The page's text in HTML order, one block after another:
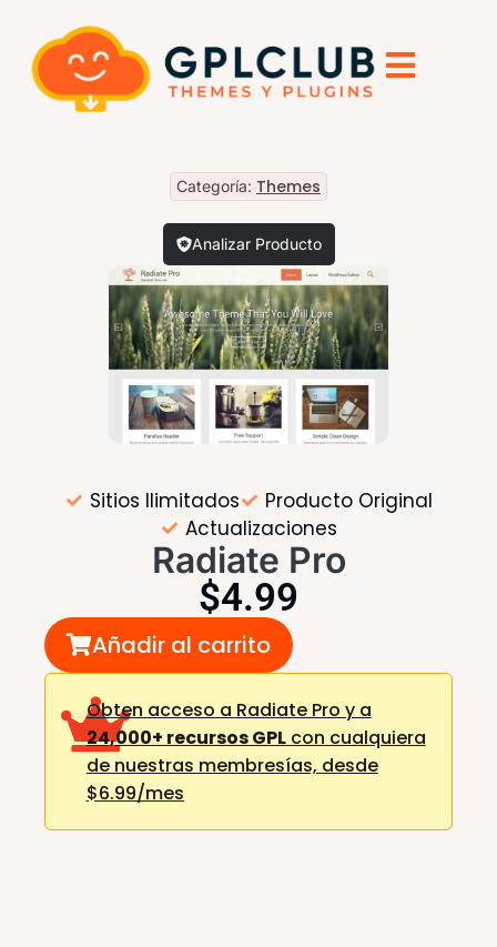
Categoría: Themes
Analizar Producto
Sitios Ilimitados
Producto Original
Actualizaciones
Radiate Pro
$4.99
Añadir al carrito
Obten acceso a Radiate Pro y a
24,000+ recursos GPLcon cualquiera
de nuestras membresías, desde
$6.99/mes